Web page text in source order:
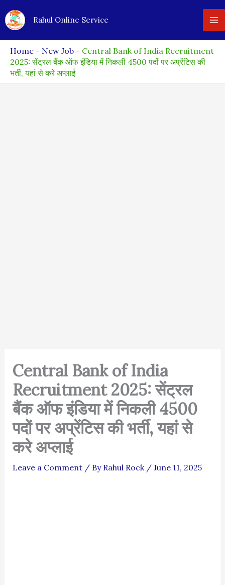
to
Rahul Online Service
Home - New Job - Central Bank of India Recruitment
2025: सेंट्रल बैंक ऑफ इंडिया में निकली 4500 पदों पर अप्रेंटिस की
भर्ती, यहां से करे अप्लाई
Central Bank of India
Recruitment 2025: सेंट्रल
बैंक ऑफ इंडिया में निकली 4500
पदों पर अप्रेंटिस की भर्ती, यहां से
करे अप्लाई
Leave a Comment / By Rahul Rock / June 11, 2025